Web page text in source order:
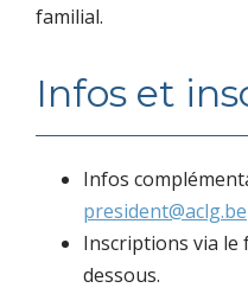
familial.
Infos et
Infos
president@aclg.be
Inscriptions via le
dessous.